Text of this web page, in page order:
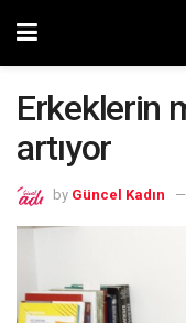
Erkeklerin
artıyor
by Güncel Kadın